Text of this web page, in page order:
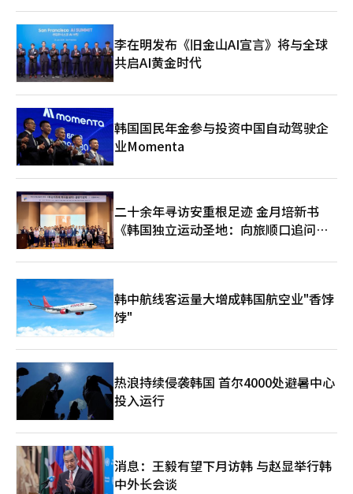
李在明发布《旧金山AI宣言》将与全球
共启AI黄金时代
韩国国民年金参与投资中国自动驾驶企
业Momenta
二十余年寻访安重根足迹 金月培新书
《韩国独立运动圣地：向旅顺口追问历
韩中航线客运量大增成韩国航空业"香饽
饽"
热浪持续侵袭韩国 首尔4000处避暑中心
投入运行
消息：王毅有望下月访韩 与赵显举行韩
中外长会谈